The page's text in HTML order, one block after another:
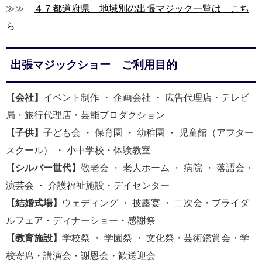
≫≫
４７都道府県 地域別の出張マジック一覧は こち
ら
出張マジックショー ご利用目的
【会社】 イベント制作 ・ 企画会社 ・ 広告代理店・テレビ
局・旅行代理店・芸能プロダクション
【子供】 子ども会 ・ 保育園 ・ 幼稚園 ・ 児童館（アフター
スクール） ・ 小中学校・体験教室
【シルバー世代】 敬老会 ・ 老人ホーム ・ 病院 ・ 落語会・
演芸会 ・ 介護福祉施設・デイセンター
【結婚式場】
ウェディング ・ 披露宴 ・ 二次会・ブライダ
ルフェア・ディナーショー・感謝祭
【教育施設】 学校祭 ・ 学園祭 ・ 文化祭・芸術鑑賞会・学
校寄席・講演会・謝恩会・歓送迎会